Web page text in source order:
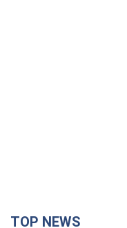
Росія стягнула